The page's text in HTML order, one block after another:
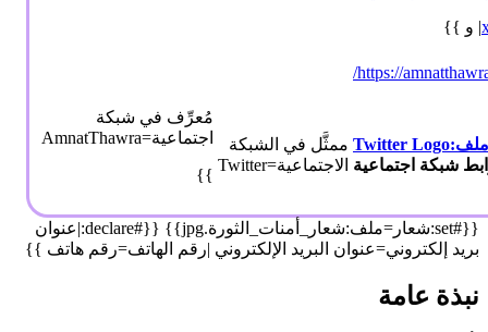
| و }}
https://
ملف:Twitter Logo ممثَّل في الشبكة
الاجتماعية=Twitter
مُعرِّف في شبكة
اجتماعية=AmnatThawra
}}
{{#set:شعار=ملف:شعار_أمنات_الثورة.jpg}} {{#declare:|عنوان
بريد إلكتروني=عنوان البريد الإلكتروني |رقم الهاتف=رقم هاتف }}
نبذة عامة